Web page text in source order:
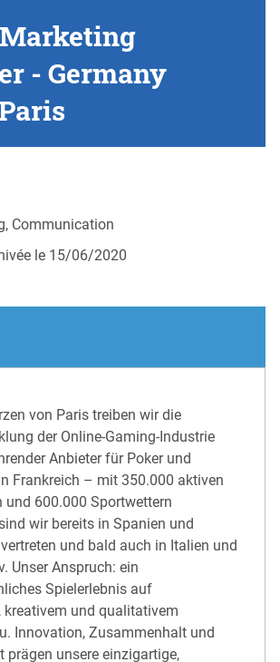
- Germany
Communication
le 15/06/2020
von Paris treiben wir die
der Online-Gaming-Industrie
Anbieter für Poker und
Frankreich – mit 350.000 aktiven
und 600.000 Sportwettern
wir bereits in Spanien und
und bald auch in Italien und
Unser Anspruch: ein
Spielerlebnis auf
kreativem und qualitativem
Innovation, Zusammenhalt und
prägen unsere einzigartige,